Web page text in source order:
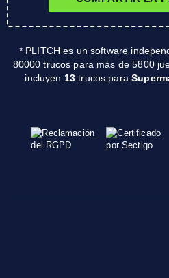
* PLITCH es un software
80000 trucos para más de 5800
incluyen 13 trucos para